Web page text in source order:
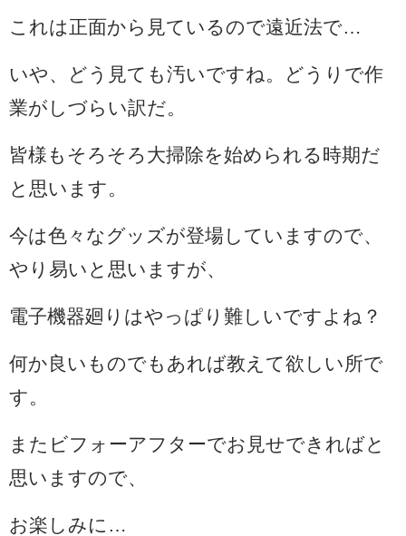
これは正面から見ているので遠近法で…
いや、どう見ても汚いですね。どうりで作
業がしづらい訳だ。
皆様もそろそろ大掃除を始められる時期だ
と思います。
今は色々なグッズが登場していますので、
やり易いと思いますが、
電子機器廻りはやっぱり難しいですよね？
何か良いものでもあれば教えて欲しい所で
す。
またビフォーアフターでお見せできればと
思いますので、
お楽しみに…